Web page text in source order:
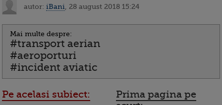
autor: iBani , 28 august 2018 15:24
Mai multe despre:
#transport aerian
#aeroporturi
#incident aviatic
Pe acelasi subiect:
Prima pagina pe